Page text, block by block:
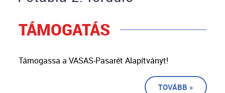
TÁMOGATÁS
Támogassa a VASAS-Pasarét Alapítványt!
TOVÁBB »